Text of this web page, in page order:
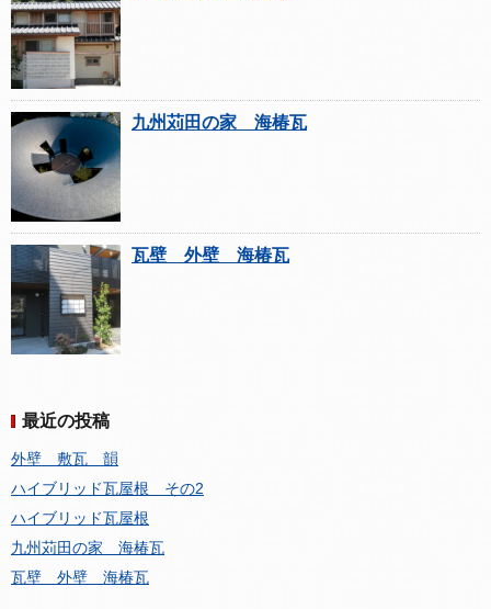
九州苅田の家 海椿瓦
瓦壁 外壁 海椿瓦
最近の投稿
外壁 敷瓦 韻
ハイブリッド瓦屋根 その2
ハイブリッド瓦屋根
九州苅田の家 海椿瓦
瓦壁 外壁 海椿瓦